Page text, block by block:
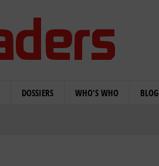
DOSSIERS WHO'S WHO BLOG